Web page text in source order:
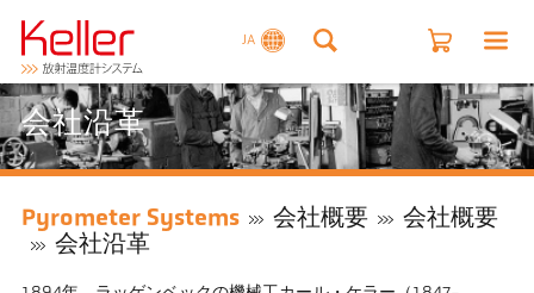
JA
会社沿革
Pyrometer Systems 会社概要
会社概要
会社沿革